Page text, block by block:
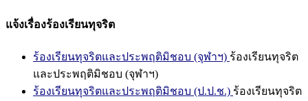
แจ้งเรื่องร้องเรียนทุจริต
ร้องเรียนทุจริตและประพฤติมิชอบ (จุฬาฯ) ร้องเรียนทุจริต
และประพฤติมิชอบ (จุฬาฯ)
ร้องเรียนทุจริตและประพฤติมิชอบ (ป.ป.ช.) ร้องเรียนทุจริต